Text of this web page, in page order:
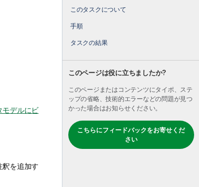
このタスクについて
手順
タスクの結果
このページは役に立ちましたか?
このページまたはコンテンツにタイポ、ステ
ップの省略、技術的エラーなどの問題が見つ
かった場合はお知らせください。
こちらにフィードバックをお寄せくだ
さい
モデルにビ
を追加す